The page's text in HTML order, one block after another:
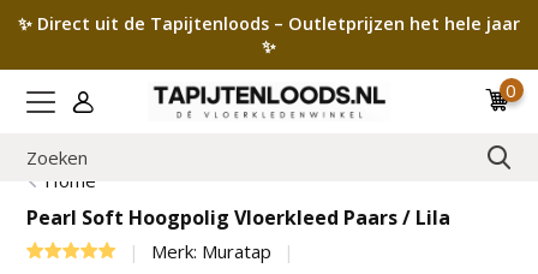
✨ Direct uit de Tapijtenloods – Outletprijzen het hele jaar
✨
0
Home
Pearl Soft Hoogpolig Vloerkleed Paars / Lila
Merk: Muratap